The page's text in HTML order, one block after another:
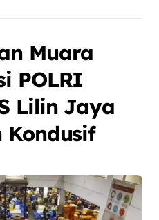
Muara
POLRI
Lilin Jaya
Kondusif